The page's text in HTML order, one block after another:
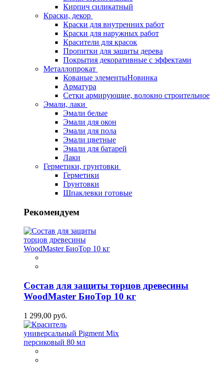
Кирпич силикатный
Краски, декор
Краски для внутренних работ
Краски для наружных работ
Красители для красок
Пропитки для защиты дерева
Покрытия декоративные с эффектами
Металлопрокат
Кованые элементыНовинка
Арматура
Сетки армирующие, волокно строительное
Эмали, лаки
Эмали белые
Эмали для окон
Эмали для пола
Эмали цветные
Эмали для батарей
Лаки
Герметики, грунтовки
Герметики
Грунтовки
Шпаклевки готовые
Рекомендуем
Состав для защиты торцов древесины
WoodMaster БиоТор 10 кг
1 299,00 руб.